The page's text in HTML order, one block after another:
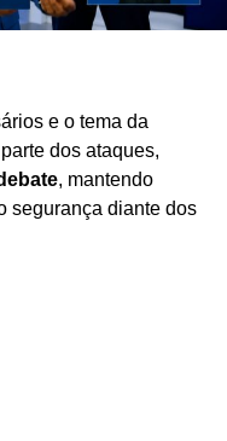
e o tema da
dos ataques,
, mantendo
segurança diante dos